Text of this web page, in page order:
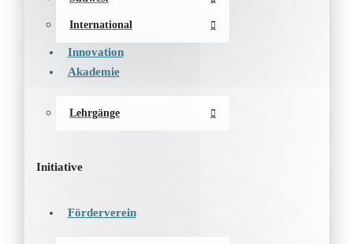
International
Innovation
Akademie
Lehrgänge
Initiative
Förderverein